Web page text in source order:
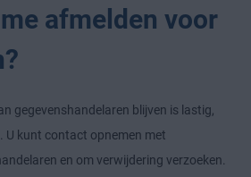
afmelden voor
gegevenshandelaren blijven is lastig,
U kunt contact opnemen met
en om verwijdering verzoeken.